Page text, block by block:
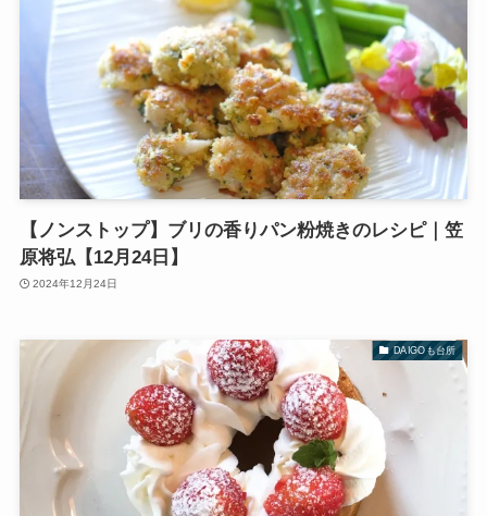
【ノンストップ】ブリの香りパン粉焼きのレシピ｜笠
原将弘【12月24日】
2024年12月24日
DAIGOも台所